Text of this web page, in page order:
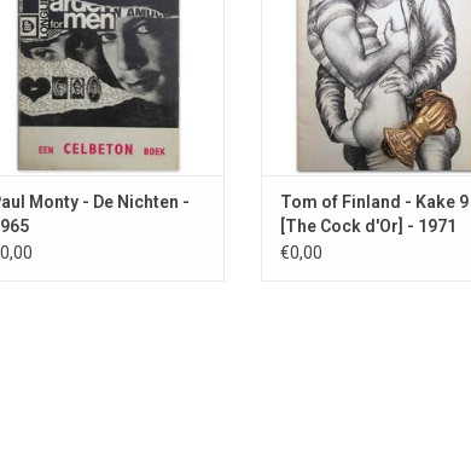
oorlogsslachtoffer.
Monty - De Nichten -
Tom of Finland - Kake 9
[The Cock d'Or] - 1971
€0,00